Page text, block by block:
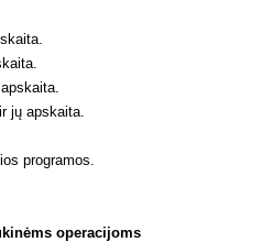
jų apskaita.
programos.
operacijoms